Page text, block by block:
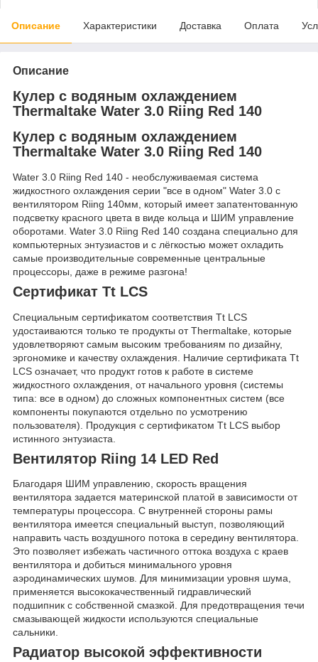
Описание Характеристики Доставка Оплата
Описание
Кулер с водяным охлаждением
Thermaltake Water 3.0 Riing Red 140
Кулер с водяным охлаждением
Thermaltake Water 3.0 Riing Red 140
Water 3.0 Riing Red 140 - необслуживаемая система
жидкостного охлаждения серии "все в одном" Water 3.0 с
вентилятором Riing 140мм, который имеет запатентованную
подсветку красного цвета в виде кольца и ШИМ управление
оборотами. Water 3.0 Riing Red 140 создана специально для
компьютерных энтузиастов и с лёгкостью может охладить
самые производительные современные центральные
процессоры, даже в режиме разгона!
Сертификат Tt LCS
Специальным сертификатом соответствия Tt LCS
удостаиваются только те продукты от Thermaltake, которые
удовлетворяют самым высоким требованиям по дизайну,
эргономике и качеству охлаждения. Наличие сертификата Tt
LCS означает, что продукт готов к работе в системе
жидкостного охлаждения, от начального уровня (системы
типа: все в одном) до сложных компонентных систем (все
компоненты покупаются отдельно по усмотрению
пользователя). Продукция с сертификатом Tt LCS выбор
истинного энтузиаста.
Вентилятор Riing 14 LED Red
Благодаря ШИМ управлению, скорость вращения
вентилятора задается материнской платой в зависимости от
температуры процессора. С внутренней стороны рамы
вентилятора имеется специальный выступ, позволяющий
направить часть воздушного потока в середину вентилятора.
Это позволяет избежать частичного оттока воздуха с краев
вентилятора и добиться минимального уровня
аэродинамических шумов. Для минимизации уровня шума,
применяется высококачественный гидравлический
подшипник с собственной смазкой. Для предотвращения течи
смазывающей жидкости используются специальные
сальники.
Радиатор высокой эффективности